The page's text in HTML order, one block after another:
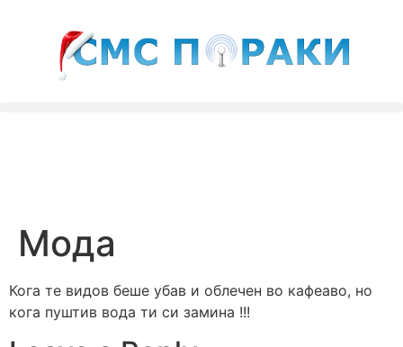
Мода
Кога те видов беше убав и облечен во кафеаво, но
кога пуштив вода ти си замина !!!